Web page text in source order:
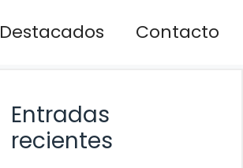
Destacados Contacto
Entradas
recientes